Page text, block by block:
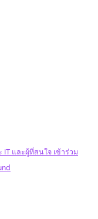
IT และผู้ที่สนใจ เข้าร่วม